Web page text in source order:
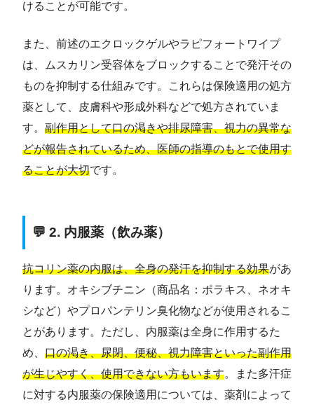
けることが可能です。
また、前述のエクロックゲルやラピフォートワイプ
は、ムスカリン受容体をブロックすることで発汗その
ものを抑制する仕組みです。これらは保険適用の処方
薬として、皮膚科や形成外科などで処方されていま
す。 副作用として口の渇きや排尿障害、視力の異常な
どが報告されているため、医師の指導のもとで使用す
ることが大切です。
💬 2. 内服薬（飲み薬）
抗コリン薬の内服は、全身の発汗を抑制する効果があ
ります。オキシブチニン（商品名：ポラキス、ネオキ
シなど）やプロパンテリン臭化物などが使用されるこ
とがあります。ただし、内服薬は全身に作用するた
め、 口の渇き、尿閉、便秘、視力障害といった副作用
が生じやすく、使用できない方もいます。また多汗症
に対する内服薬の保険適用については、薬剤によって